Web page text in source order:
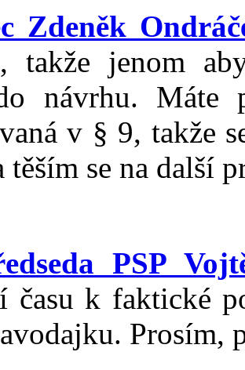
Zdeněk
takže jenom
návrhu. Máte
v § 9, takže
těším se na další
PSP
času k faktické
Prosím,